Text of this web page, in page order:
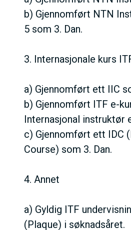
b) Gjennomført NTN
5 som 3. Dan.
3. Internasjonale kurs
a) Gjennomført ett IIC
b) Gjennomført ITF e-
Internasjonal instruktør
c) Gjennomført ett IDC
Course) som 3. Dan.
4. Annet
a) Gyldig ITF
(Plaque) i søknadsåret.